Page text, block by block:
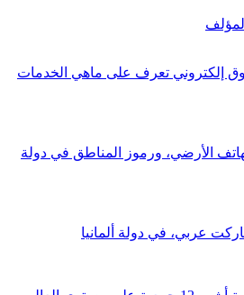
إلكتروني تعرف على ماهي الخدمات
الأرضي، ورموز المناطق في دولة